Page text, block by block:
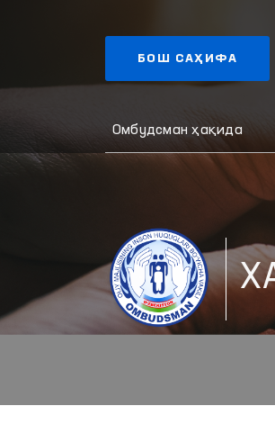
БОШ САҲИФА
Омбудсман ҳақида